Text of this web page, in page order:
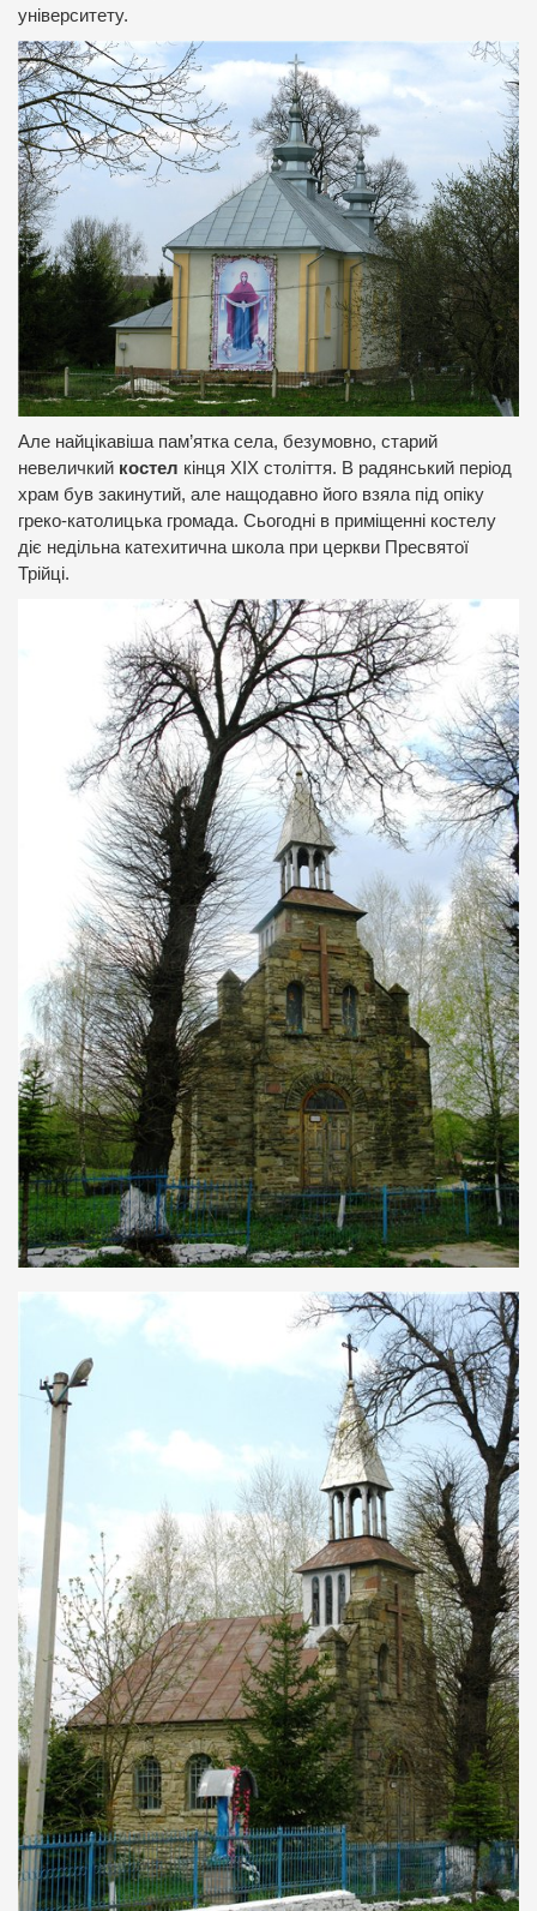
університету.
Але найцікавіша пам’ятка села, безумовно, старий
невеличкий костел кінця ХІХ століття. В радянський період
храм був закинутий, але нащодавно його взяла під опіку
греко-католицька громада. Сьогодні в приміщенні костелу
діє недільна катехитична школа при церкви Пресвятої
Трійці.